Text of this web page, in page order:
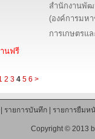
สำนักงานพัฒ
(องค์การมห
การเกษตรแ
นฟรี
2 3 4 5 6 >
รายการบันทึก| รายการยืมห
Copyright © 2013